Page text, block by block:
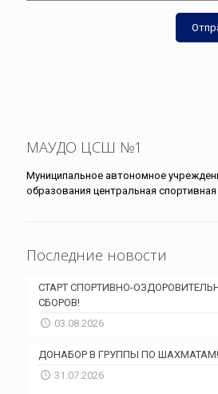
МАУДО ЦСШ №1
Муниципальное автономное
образования центральная
Последние новости
СТАРТ СПОРТИВНО-
СБОРОВ!
03.08.2026
ДОНАБОР В ГРУППЫ ПО ШАХМАТАМ!
31.07.2026